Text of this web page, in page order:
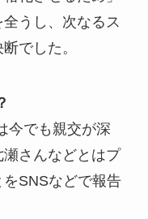
うし、次なるス
でした。
今でも親交が深
さんなどとはプ
SNSなどで報告